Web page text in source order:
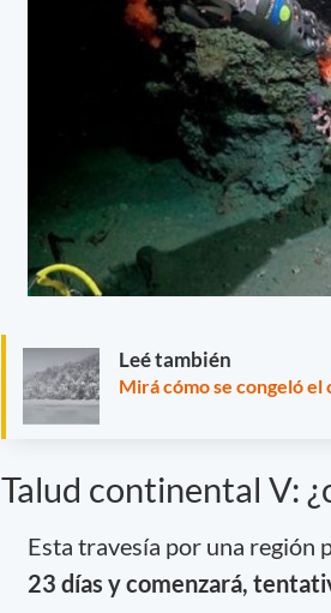
Leé también
Mirá cómo se congeló
Talud continental V:
Esta travesía por una región
23 días y comenzará,